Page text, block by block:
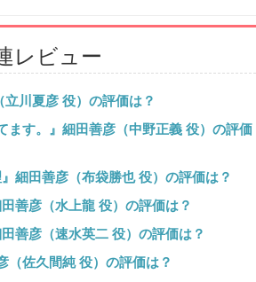
レビュー
立川夏彦 役）の評価は？
ます。』細田善彦（中野正義 役）の評価
』細田善彦（布袋勝也 役）の評価は？
田善彦（水上龍 役）の評価は？
田善彦（速水英二 役）の評価は？
（佐久間純 役）の評価は？